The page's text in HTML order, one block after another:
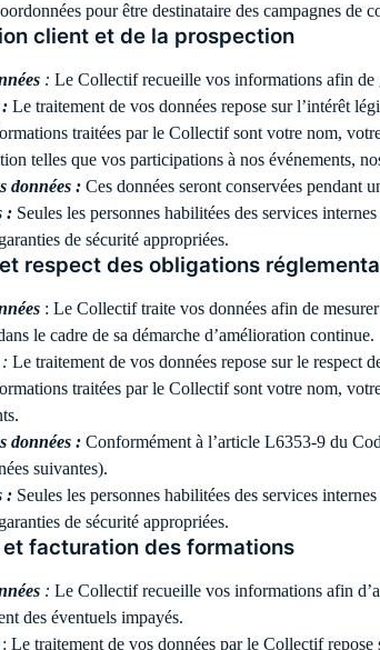
pour être destinataire des campagnes de
client et de la prospection
: Le Collectif recueille vos informations afin de
: Le traitement de vos données repose sur l’intérêt
traitées par le Collectif sont votre nom,
telles que vos participations à nos événements,
données : Ces données seront conservées pendant
: Seules les personnes habilitées des services
de sécurité appropriées.
respect des obligations
: Le Collectif traite vos données afin de
le cadre de sa démarche d’amélioration continue.
Le traitement de vos données repose sur le respect
traitées par le Collectif sont votre nom,
données : Conformément à l’article L6353-9 du
suivantes).
: Seules les personnes habilitées des services
de sécurité appropriées.
facturation des formations
: Le Collectif recueille vos informations afin
des éventuels impayés.
: Le traitement de vos données par le Collectif